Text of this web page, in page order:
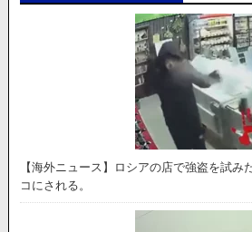
【海外ニュース】ロシアの店で強盗を試み
コにされる。